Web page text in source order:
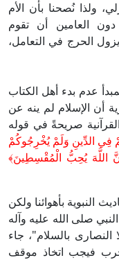
نُصحنا بأن الأم
العامين أن تقوم
في التعامل،
بدء أهل الكتاب
الإسلام لم ينه عن
صريحةً في قوله
الدِّينِ وَلَمْ يُخْرِجُوكُمْ
يُحِبُّ الْمُقْسِطِينَ﴾
بأهوائنا ولكن
صلى الله عليه وآله
بالسلام"، جاء
فيجب اتخاذ موقف